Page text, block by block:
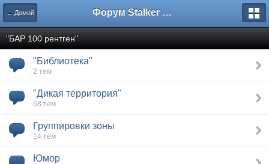
← Домой Форум Stalker Simbion Mod
"БАР 100 рентген"
"Библиотека"
2 тем
"Дикая территория"
68 тем
Группировки зоны
14 тем
Юмор